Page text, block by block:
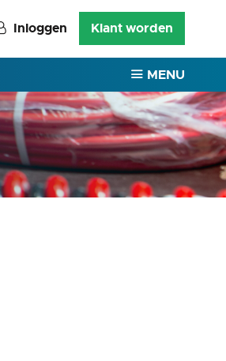
Inloggen Klant worden
MENU